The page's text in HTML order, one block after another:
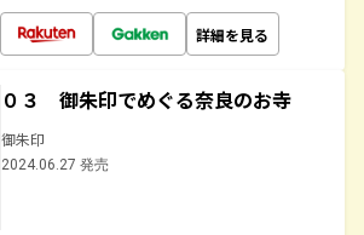
詳細を見る
０３ 御朱印でめぐる奈良のお寺
御朱印
2024.06.27 発売